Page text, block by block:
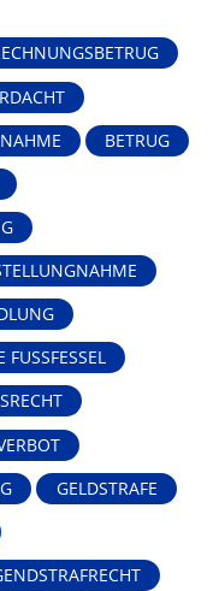
BETRUG
GELDSTRAFE